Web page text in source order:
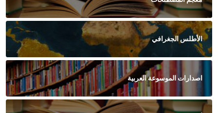
الأطلس الجغرافي
اصدارات الموسوعة العربية